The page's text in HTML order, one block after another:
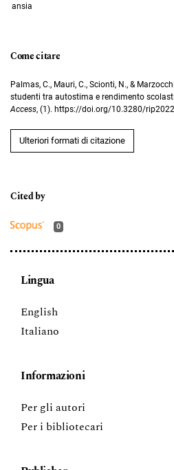
ansia
Come citare
Palmas, C., Mauri, C., Scionti, N., &
studenti tra autostima e rendimento
Access, (1). https://doi.org/10.3280/
Ulteriori formati di citazione
0
Lingua
English
Italiano
Informazioni
Per gli autori
Per i bibliotecari